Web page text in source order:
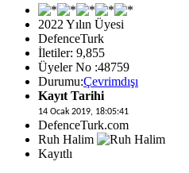
2022 Yılın Üyesi
DefenceTurk
İletiler: 9,855
Üyeler No :48759
Durumu:Çevrimdışı
Kayıt Tarihi
14 Ocak 2019, 18:05:41
DefenceTurk.com
Ruh Halim
Kayıtlı